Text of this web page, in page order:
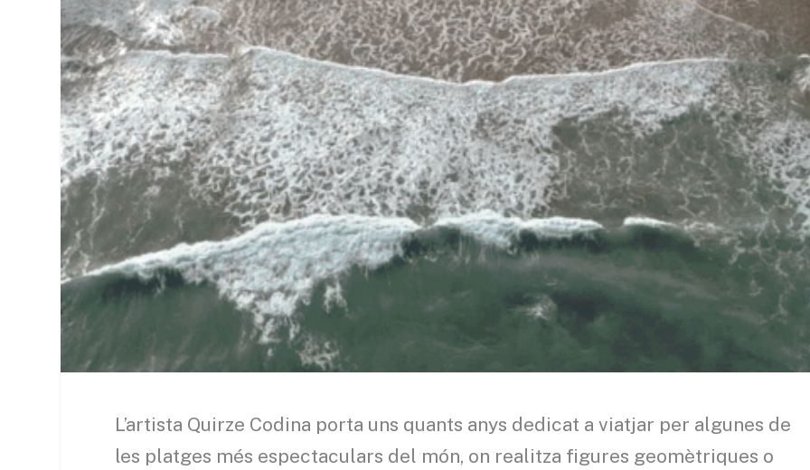
L’artista Quirze Codina porta uns quants anys dedicat a viatjar per algunes de
les platges més espectaculars del món, on realitza figures geomètriques o